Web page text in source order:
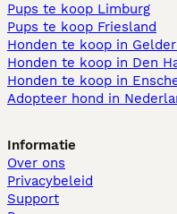
Pups te koop Limburg​
Pups te koop Friesland​
Honden te koop in
Honden te koop in Den
Honden te koop in
Adopteer hond in
Informatie
Over ons
Privacybeleid
Support